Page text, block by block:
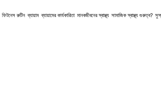
ফিটনেস রুটিন ব্যায়াম ব্যায়ামের কার্যকারিতা মানবজীবনের স্বাস্থ্য সামাজিক স্বাস্থ্য গুরুত্ব?